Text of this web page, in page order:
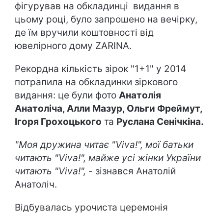
фігурував на обкладинці видання в
цьому році, було запрошено на вечірку,
де їм вручили коштовності від
ювелірного дому ZARINA.
Рекордна кількість зірок "1+1" у 2014
потрапила на обкладинки зіркового
видання: це були фото Анатолія
Анатоліча, Алли Мазур, Ольги Фреймут,
Ігоря Грохоцького та Руслана Сенічкіна.
"Моя дружина читає "Viva!", мої батьки
читають "Viva!", майже усі жінки України
читають "Viva!", - зізнався Анатолій
Анатоліч.
Відбувалась урочиста церемонія